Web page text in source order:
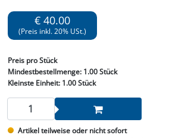
€ 40.00
(Preis inkl. 20% USt.)
Preis pro Stück
Mindestbestellmenge: 1.00 Stück
Kleinste Einheit:1.00 Stück
Artikel teilweise oder nicht sofort